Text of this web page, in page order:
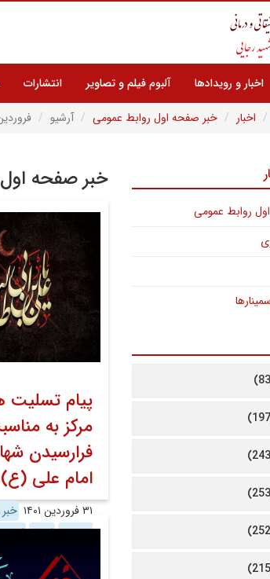
اخبار و رویدادها آلبوم فیلم و تصاویر انتشارات
اخبار خبر صفحه اول روابط عمومی آرشیو فروردین
خبر صفحه
پیام تسلیت
مرکز به
فرارسیدن
امام علی (ع)
۳۱ فروردین ۱۴۰۱
عمومی اخبار
روابط عمومی